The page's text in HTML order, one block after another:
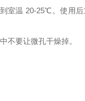
室温 20-25℃。使用
不要让微孔干燥掉。